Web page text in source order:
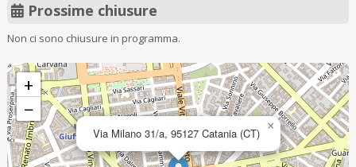
Prossime chiusure
Non ci sono chiusure in programma.
Via Milano 31/a, 95127 Catania (CT) ×
+
−